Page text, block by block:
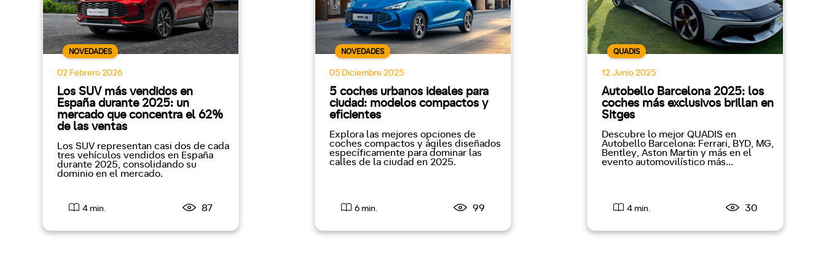
NOVEDADES
02 Febrero 2026
Los SUV más vendidos en
España durante 2025: un
mercado que concentra el 62%
de las ventas
Los SUV representan casi dos de cada
tres vehículos vendidos en España
durante 2025, consolidando su
dominio en el mercado.
4 min. 87
NOVEDADES
05 Diciembre 2025
5 coches urbanos ideales para
ciudad: modelos compactos y
eficientes
Explora las mejores opciones de
coches compactos y ágiles diseñados
específicamente para dominar las
calles de la ciudad en 2025.
6 min. 99
QUADIS
12 Junio 2025
Autobello Barcelona 2025: los
coches más exclusivos brillan en
Sitges
Descubre lo mejor QUADIS en
Autobello Barcelona: Ferrari, BYD, MG,
Bentley, Aston Martin y más en el
evento automovilístico más...
4 min. 30